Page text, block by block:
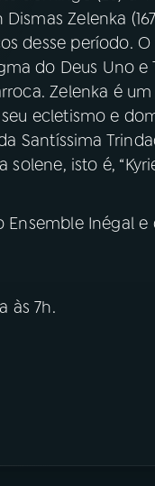
Zelenka
desse período.
do Deus Uno
Zelenka é
ecletismo e
Santíssima
isto é,
Inégal
às 7h.